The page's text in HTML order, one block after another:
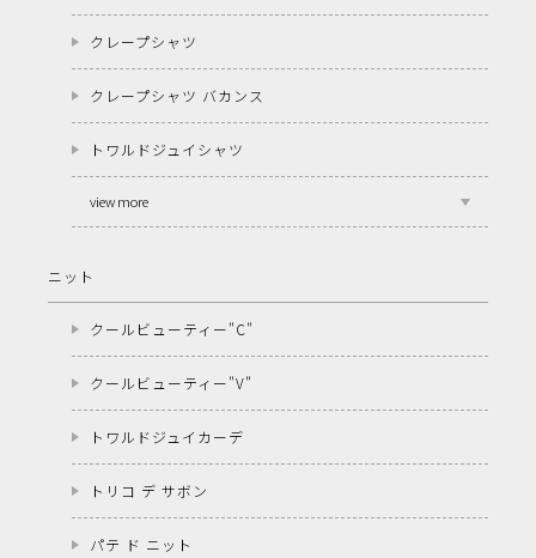
クレープシャツ
クレープシャツ バカンス
トワルドジュイシャツ
view more
ニット
クールビューティー"C"
クールビューティー"V"
トワルドジュイカーデ
トリコ デ サボン
パテ ド ニット